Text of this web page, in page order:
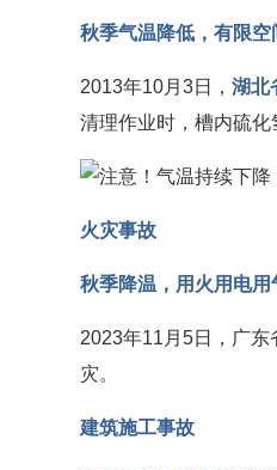
秋季气温降低，有限
2013年10月3日，湖北
清理作业时，槽内硫
火灾事故
秋季降温，用火用电用
2023年11月5日，广
灾。
建筑施工事故